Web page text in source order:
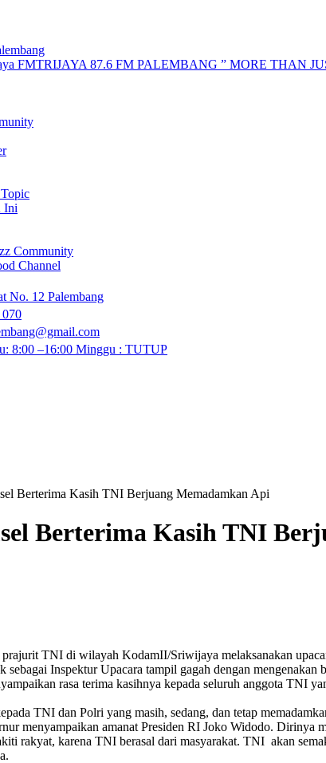
TRIJAYA 87.6 FM PALEMBANG ” MORE THAN
Ini
Community
Channel
No. 12 Palembang
070
8:00 –16:00 Minggu : TUTUP
Berterima Kasih TNI Berjuang Memadamkan Api
Berterima Kasih TNI
prajurit TNI di wilayah KodamII/Sriwijaya melaksanakan
Inspektur Upacara tampil gagah dengan
rasa terima kasihnya kepada seluruh anggota TNI
TNI dan Polri yang masih, sedang, dan tetap
menyampaikan amanat Presiden RI Joko Widodo. Dirinya
rakyat, karena TNI berasal dari masyarakat. TNI akan